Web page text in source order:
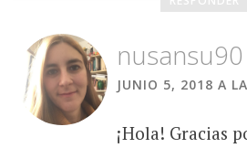
nusansu90
JUNIO 5, 2018 A
¡Hola! Gracias